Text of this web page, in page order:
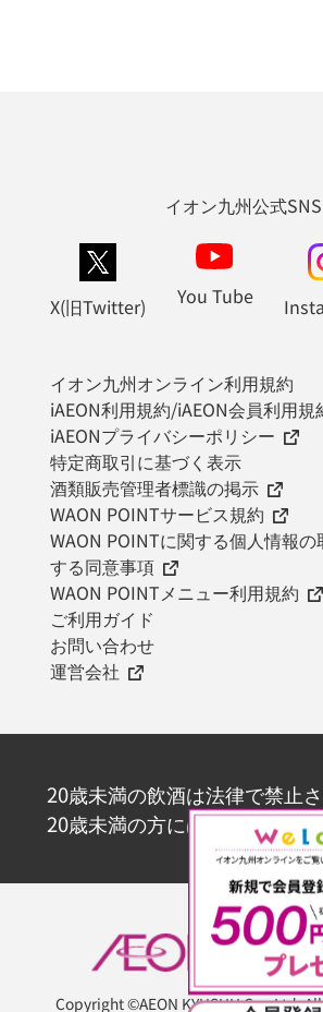
イオン九州公式SNS
X(旧Twitter) You Tube
イオン九州オンライン利用規約
iAEON利用規約/iAEON会員利用規
iAEONプライバシーポリシー
特定商取引に基づく表示
酒類販売管理者標識の掲示
WAON POINTサービス規約
WAON POINTに関する個人情報
する同意事項
WAON POINTメニュー利用規約
ご利用ガイド
お問い合わせ
運営会社
20歳未満の飲酒は法律で禁止さ
20歳未満の方にはお酒を販売
Copyright ©AEON KYUSHU Co., Ltd.